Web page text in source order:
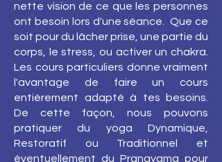
nette vision de ce que les personnes
ont besoin lors d'une séance. Que ce
soit pour du lâcher prise, une partie du
corps, le stress, ou activer un chakra.
Les cours particuliers donne vraiment
l'avantage de faire un cours
entièrement adapté à tes besoins.
De cette façon, nous pouvons
pratiquer du yoga Dynamique,
Restoratif ou Traditionnel et
éventuellement du Pranayama pour